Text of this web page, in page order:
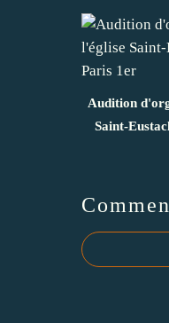
Audition
Saint-